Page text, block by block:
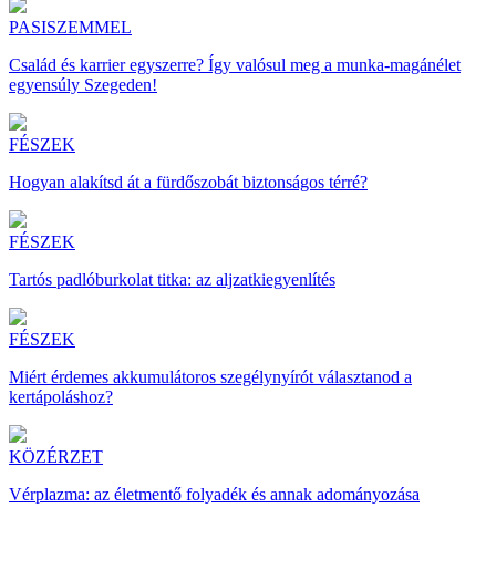
PASISZEMMEL
Család és karrier egyszerre? Így valósul meg a munka-magánélet
egyensúly Szegeden!
FÉSZEK
Hogyan alakítsd át a fürdőszobát biztonságos térré?
FÉSZEK
Tartós padlóburkolat titka: az aljzatkiegyenlítés
FÉSZEK
Miért érdemes akkumulátoros szegélynyírót választanod a
kertápoláshoz?
KÖZÉRZET
Vérplazma: az életmentő folyadék és annak adományozása